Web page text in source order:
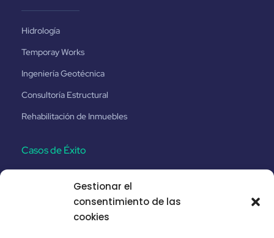
Gestionar el
consentimiento de las
cookies
Hidrología
Temporay Works
Ingeniería Geotécnica
Consultoría Estructural
Rehabilitación de Inmuebles
Casos de Éxito
Santa Catalina No.8
Proyecto Ferroviario Etihad-Fase 2